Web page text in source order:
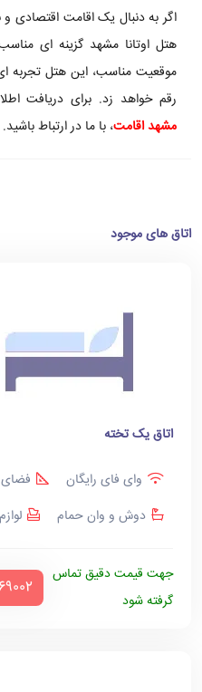
اگر به دنبال یک اقامت اقتصادی
هتل اوتانا مشهد گزینه ای
موقعیت مناسب، این هتل تجربه
رقم خواهد زد. برای دریافت
مشهد اقامت، با ما در ارتباط باشید.
اتاق های موجود
اتاق یک تخته
وای فای رایگان
دوش و وان حمام
جهت قیمت دقیق تماس
گرفته شود